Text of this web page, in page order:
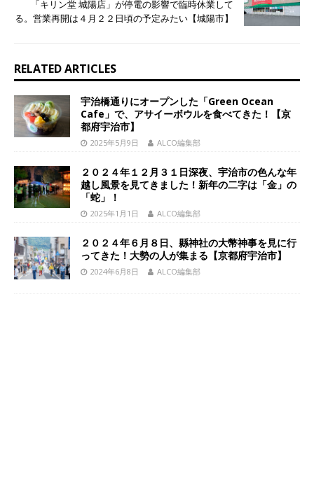
「キリン堂 城陽店」が停電の影響で臨時休業して
る。営業再開は４月２２日頃の予定みたい【城陽市】
RELATED ARTICLES
宇治橋通りにオープンした「Green Ocean
Cafe」で、アサイーボウルを食べてきた！【京
都府宇治市】
2025年5月9日 ALCO編集部
２０２４年１２月３１日深夜、宇治市の色んな年
越し風景を見てきました！新年の二字は「金」の
「蛇」！
2025年1月1日 ALCO編集部
２０２４年６月８日、縣神社の大幣神事を見に行
ってきた！大勢の人が集まる【京都府宇治市】
2024年6月8日 ALCO編集部